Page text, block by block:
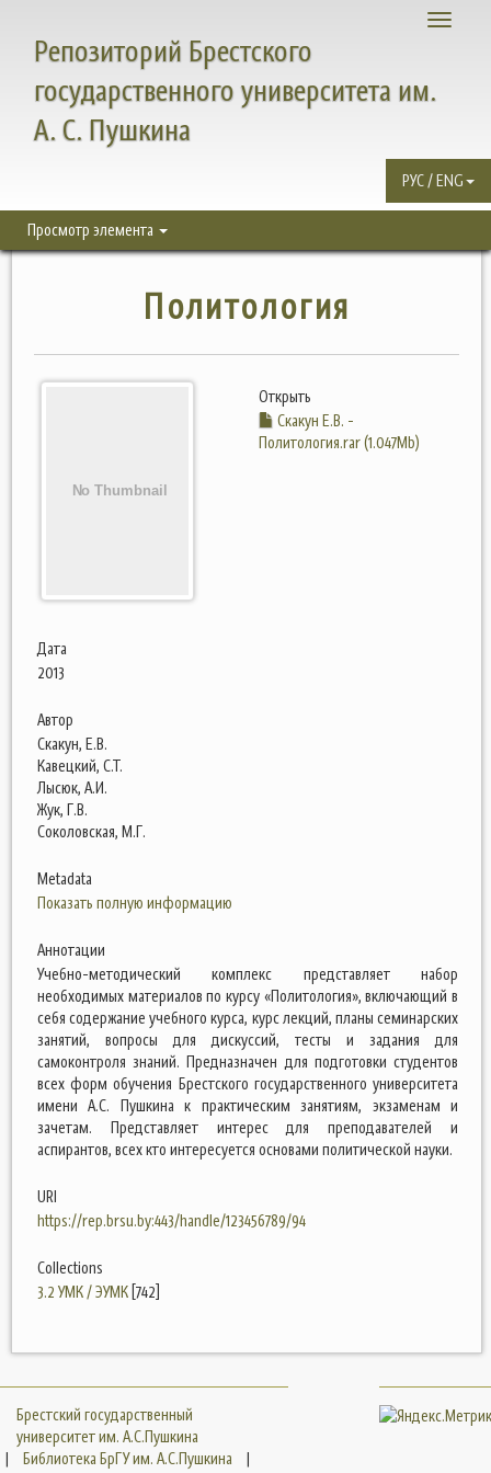
Toggle
Репозиторий Брестского
государственного университета им.
А. С. Пушкина
РУС / ENG
Просмотр элемента
Политология
Открыть
Скакун Е.В. -
Политология.rar (1.047Mb)
Дата
2013
Автор
Скакун, Е.В.
Кавецкий, С.Т.
Лысюк, А.И.
Жук, Г.В.
Соколовская, М.Г.
Metadata
Показать полную информацию
Аннотации
Учебно-методический комплекс представляет набор
необходимых материалов по курсу «Политология», включающий в
себя содержание учебного курса, курс лекций, планы семинарских
занятий, вопросы для дискуссий, тесты и задания для
самоконтроля знаний. Предназначен для подготовки студентов
всех форм обучения Брестского государственного университета
имени А.С. Пушкина к практическим занятиям, экзаменам и
зачетам. Представляет интерес для преподавателей и
аспирантов, всех кто интересуется основами политической науки.
URI
https://rep.brsu.by:443/handle/123456789/94
Collections
3.2 УМК / ЭУМК [742]
Брестский государственный
университет им. А.С.Пушкина
|
Библиотека БрГУ им. А.С.Пушкина
|